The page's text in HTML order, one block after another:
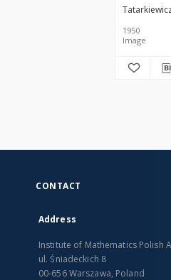
1950
Image
CONTACT
Address
Institute of Mathematics Polish
ul. Śniadeckich 8
00-656 Warszawa, Poland